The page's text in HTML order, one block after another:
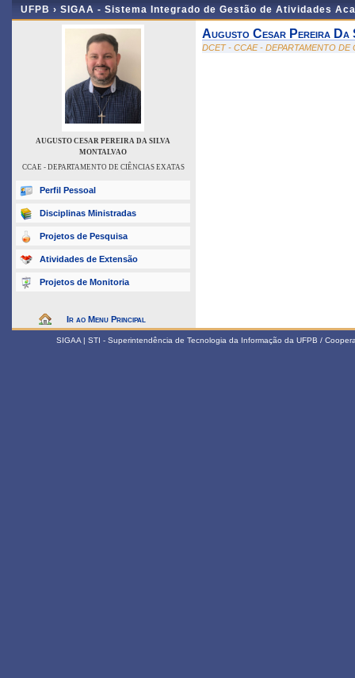
UFPB › SIGAA - Sistema Integrado de Gestão de Atividades
AUGUSTO CESAR PEREIRA DA SILVA
MONTALVAO
CCAE - DEPARTAMENTO DE CIÊNCIAS EXATAS
Perfil Pessoal
Disciplinas Ministradas
Projetos de Pesquisa
Atividades de Extensão
Projetos de Monitoria
Ir ao Menu Principal
Augusto Cesar Pereira Da
DCET - CCAE - DEPARTAMENTO DE
SIGAA | STI - Superintendência de Tecnologia da Informação da UFPB /